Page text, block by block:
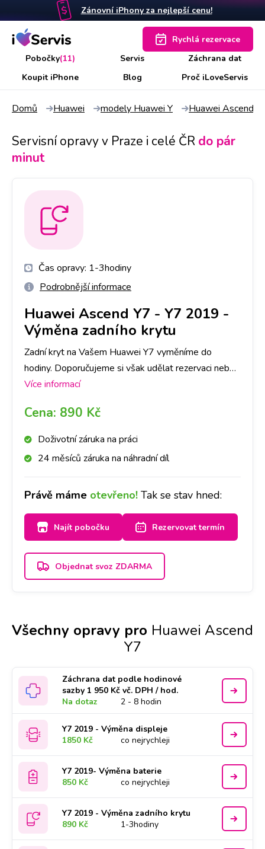
Zánovní iPhony za nejlepší cenu!
Pobočky(11) Servis
Záchrana dat
Koupit iPhone
Blog Proč iLoveServis
Rychlá rezervace
Domů Huawei modely Huawei Y Huawei Ascend
Servisní opravy v Praze i celé ČR do pár
minut
Čas opravy: 1-3hodiny
Podrobnější informace
Huawei Ascend Y7 - Y7 2019 -
Výměna zadního krytu
Zadní kryt na Vašem Huawei Y7 vyměníme do
hodiny. Doporučujeme si však udělat rezervaci nebo
zavolat na vybranou pobočku, ať pro Vás máme
Více informací
Cena: 890 Kč
Doživotní záruka na práci
24 měsíců záruka na náhradní díl
Právě máme otevřeno! Tak se stav hned:
Najít pobočku Rezervovat termín
Objednat svoz ZDARMA
Všechny opravy pro Huawei Ascend
Y7
Záchrana dat podle hodinové
sazby 1 950 Kč vč. DPH / hod.
Na dotaz
2 - 8 hodin
Y7 2019 - Výměna displeje
1850 Kč
co nejrychleji
Y7 2019- Výměna baterie
850 Kč
co nejrychleji
Y7 2019 - Výměna zadního krytu
890 Kč
1-3hodiny